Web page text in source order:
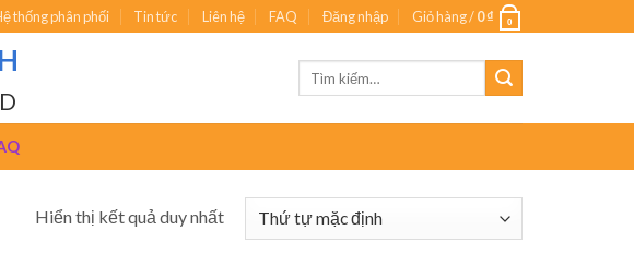
thống phân phối Tin tức Liên hệ FAQ Đăng nhập Giỏ hàng /0₫ 0
Hiển thị kết quả duy nhất